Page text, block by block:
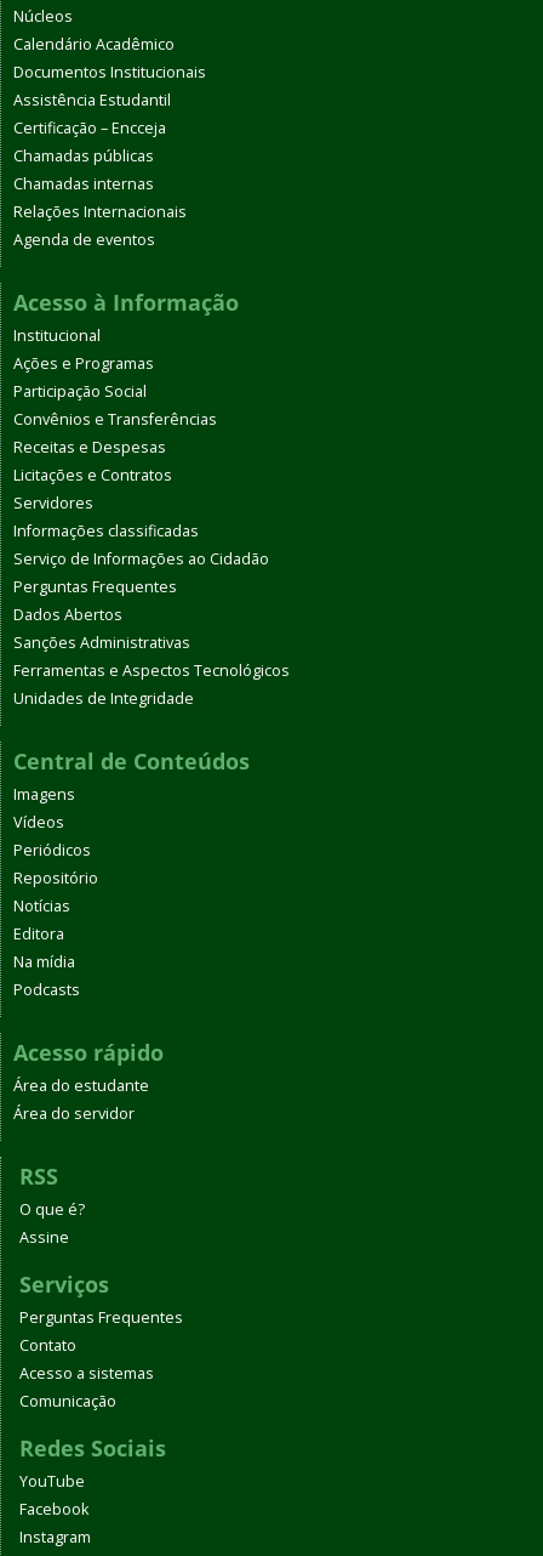
Núcleos
Calendário Acadêmico
Documentos Institucionais
Assistência Estudantil
Certificação – Encceja
Chamadas públicas
Chamadas internas
Relações Internacionais
Agenda de eventos
Acesso à Informação
Institucional
Ações e Programas
Participação Social
Convênios e Transferências
Receitas e Despesas
Licitações e Contratos
Servidores
Informações classificadas
Serviço de Informações ao Cidadão
Perguntas Frequentes
Dados Abertos
Sanções Administrativas
Ferramentas e Aspectos Tecnológicos
Unidades de Integridade
Central de Conteúdos
Imagens
Vídeos
Periódicos
Repositório
Notícias
Editora
Na mídia
Podcasts
Acesso rápido
Área do estudante
Área do servidor
RSS
O que é?
Assine
Serviços
Perguntas Frequentes
Contato
Acesso a sistemas
Comunicação
Redes Sociais
YouTube
Facebook
Instagram